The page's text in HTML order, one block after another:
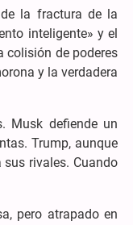
de la fractura de la
inteligente» y el
colisión de poderes
y la verdadera
Musk defiende un
Trump, aunque
rivales. Cuando
pero atrapado en